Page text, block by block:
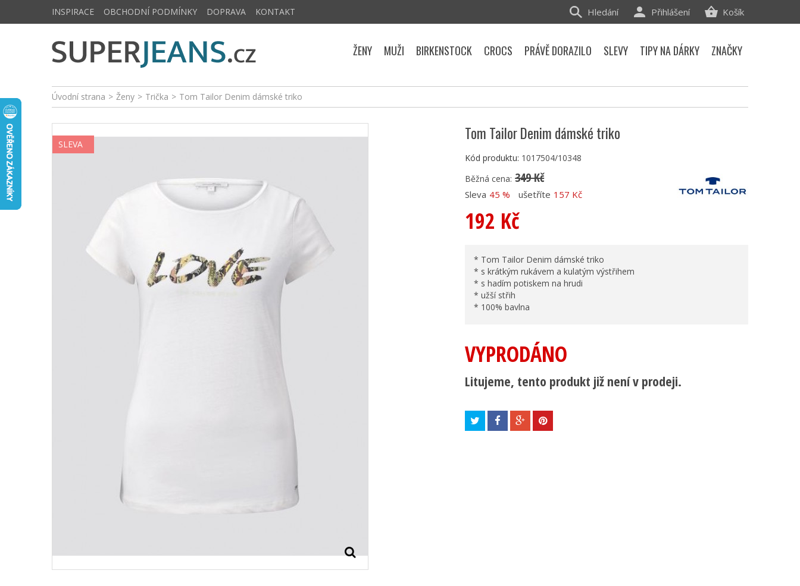
Úvodní strana > Ženy > Trička > Tom Tailor Denim dámské triko
SLEVA
Tom Tailor Denim dámské triko
Kód produktu: 1017504/10348
Běžná cena: 349 Kč
Sleva 45 % ušetříte 157 Kč
192 Kč
* Tom Tailor Denim dámské triko
* s krátkým rukávem a kulatým výstřihem
* s hadím potiskem na hrudi
* užší střih
* 100% bavlna
VYPRODÁNO
Litujeme, tento produkt již není v prodeji.
INSPIRACE OBCHODNÍ PODMÍNKY DOPRAVA KONTAKT Košík
Přihlášení
Hledání
ŽENY MUŽI BIRKENSTOCK CROCS PRÁVĚ DORAZILO SLEVY TIPY NA DÁRKY ZNAČKY